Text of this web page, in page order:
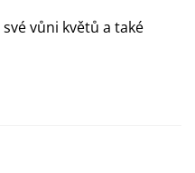
vůni květů a také